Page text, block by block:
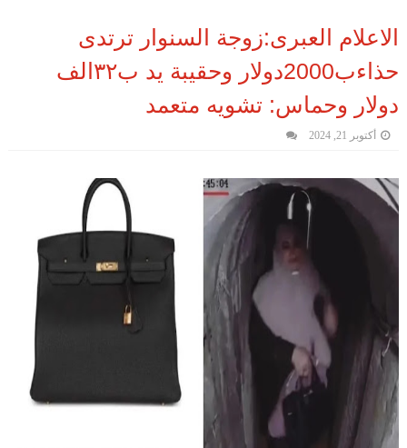
الاعلام العبرى:زوجة السنوار ترتدى
حذاءب2000دولار وحقيبة يد ب٣٢الف
دولار وحماس: تشويه متعمد
أكتوبر 21, 2024